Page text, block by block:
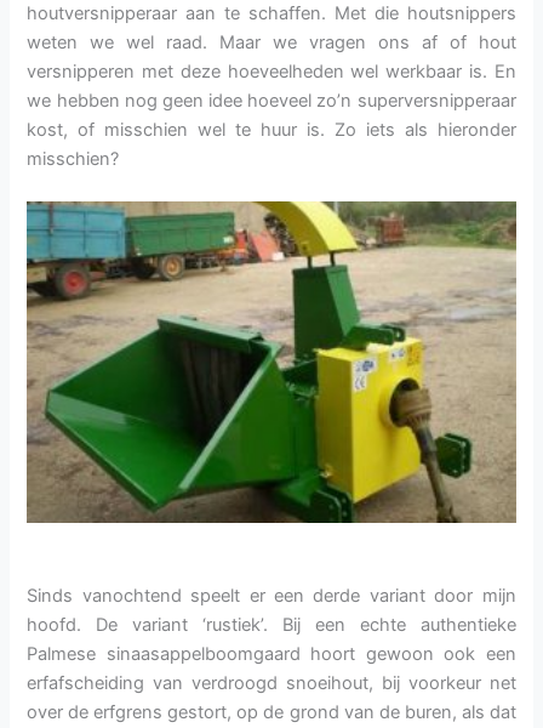
houtversnipperaar aan te schaffen. Met die houtsnippers
weten we wel raad. Maar we vragen ons af of hout
versnipperen met deze hoeveelheden wel werkbaar is. En
we hebben nog geen idee hoeveel zo’n superversnipperaar
kost, of misschien wel te huur is. Zo iets als hieronder
misschien?
Sinds vanochtend speelt er een derde variant door mijn
hoofd. De variant ‘rustiek’. Bij een echte authentieke
Palmese sinaasappelboomgaard hoort gewoon ook een
erfafscheiding van verdroogd snoeihout, bij voorkeur net
over de erfgrens gestort, op de grond van de buren, als dat